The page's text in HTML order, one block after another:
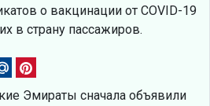
о вакцинации от COVID-19
в страну пассажиров.
Эмираты сначала объявили